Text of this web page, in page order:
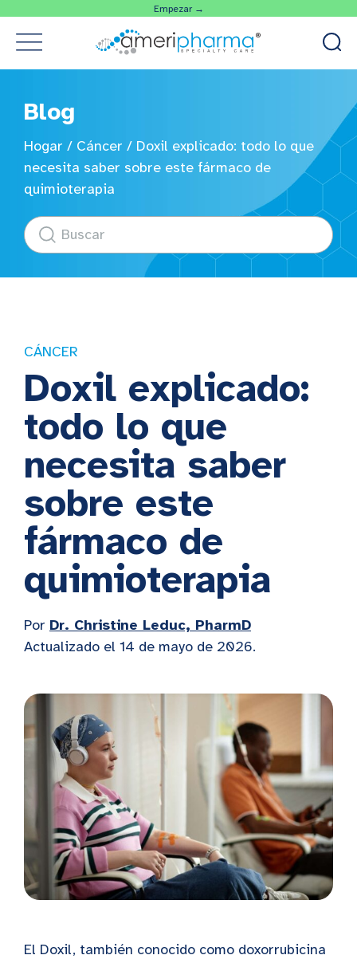
Empezar →
Blog
Hogar / Cáncer / Doxil explicado: todo lo que
necesita saber sobre este fármaco de
quimioterapia
CÁNCER
Doxil explicado:
todo lo que
necesita saber
sobre este
fármaco de
quimioterapia
Por Dr. Christine Leduc, PharmD
Actualizado el 14 de mayo de 2026.
El Doxil, también conocido como doxorrubicina